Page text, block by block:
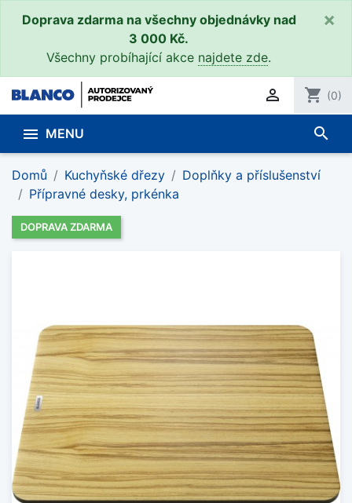
Doprava zdarma na všechny objednávky nad
3 000 Kč.
Všechny probíhající akce najdete zde.
×
 shopping_cart (0)
 MENU search
Domů Kuchyňské dřezy
Doplňky a příslušenství
Přípravné desky, prkénka
DOPRAVA ZDARMA